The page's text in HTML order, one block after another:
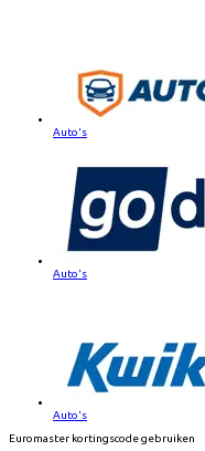
Auto's
Auto's
Auto's
Euromaster kortingscode gebruiken